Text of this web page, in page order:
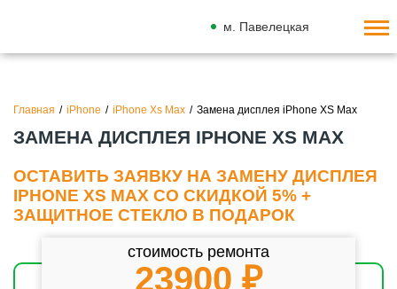
м. Павелецкая
Главная / iPhone / iPhone Xs Max / Замена дисплея iPhone XS Max
ЗАМЕНА ДИСПЛЕЯ IPHONE XS MAX
ОСТАВИТЬ ЗАЯВКУ НА ЗАМЕНУ ДИСПЛЕЯ
IPHONE XS MAX СО СКИДКОЙ 5% +
ЗАЩИТНОЕ СТЕКЛО В ПОДАРОК
стоимость ремонта
23900 ₽